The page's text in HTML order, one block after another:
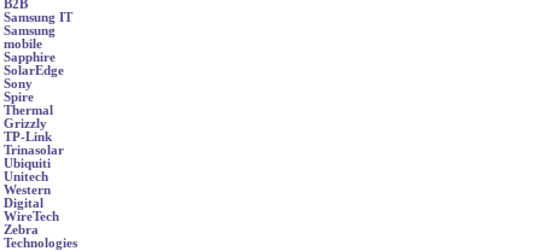
B2B
Samsung IT
Samsung
mobile
Sapphire
SolarEdge
Sony
Spire
Thermal
Grizzly
TP-Link
Trinasolar
Ubiquiti
Unitech
Western
Digital
WireTech
Zebra
Technologies